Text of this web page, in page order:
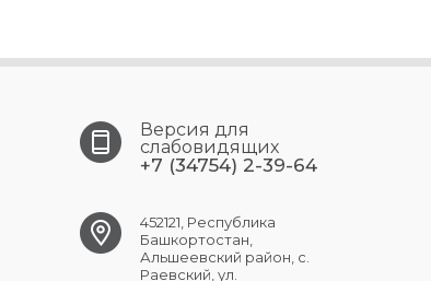
Версия для
слабовидящих
+7 (34754) 2-39-64
452121, Республика
Башкортостан,
Альшеевский район, с.
Раевский, ул.